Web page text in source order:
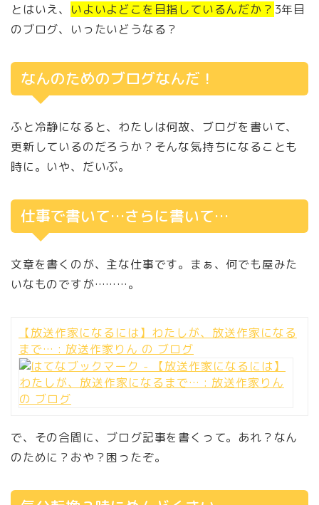
とはいえ、 いよいよどこを目指しているんだか？ 3年目
のブログ、いったいどうなる？
なんのためのブログなんだ！
ふと冷静になると、わたしは何故、ブログを書いて、
更新しているのだろうか？そんな気持ちになることも
時に。いや、だいぶ。
仕事で書いて…さらに書いて…
文章を書くのが、主な仕事です。まぁ、何でも屋みた
いなものですが………。
【放送作家になるには】わたしが、放送作家になる
まで… : 放送作家りん の ブログ
で、その合間に、ブログ記事を書くって。あれ？なん
のために？おや？困ったぞ。